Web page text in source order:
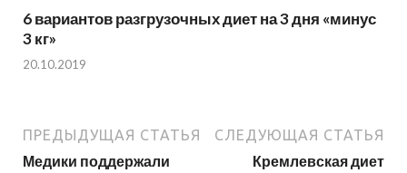
6 вариантов разгрузочных диет на 3 дня «минус
3 кг»
20.10.2019
ПРЕДЫДУЩАЯ СТАТЬЯ
Медики поддержали
СЛЕДУЮЩАЯ СТАТЬЯ
Кремлевская диет